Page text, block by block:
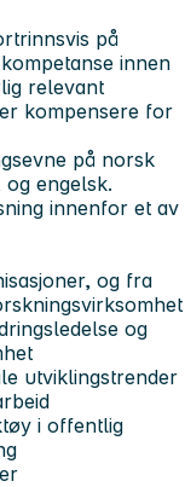
på
innen
relevant
kompensere for
på norsk
engelsk.
innenfor et av
og fra
og
utviklingstrender
i offentlig